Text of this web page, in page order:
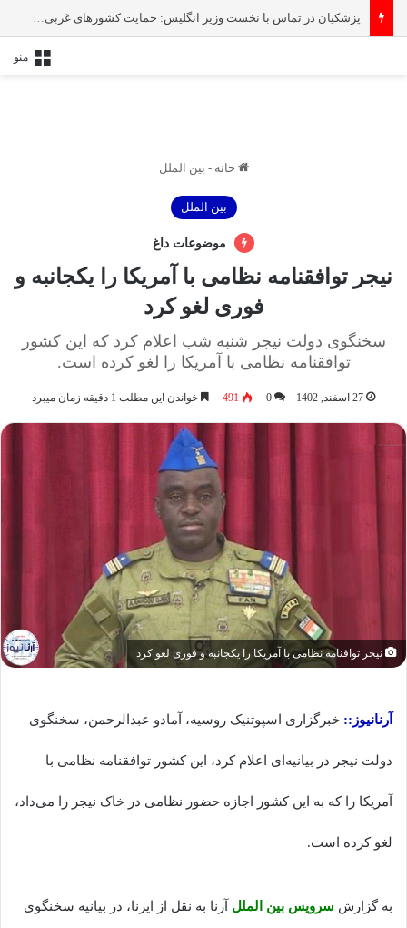
پزشکیان در تماس با نخست‌ وزیر انگلیس: حمایت کشور‌های غربی از رژیم صهیونیستی امنیت منطقه و جهان را به خطر انداخته است
منو
خانه - بین الملل
بین الملل
موضوعات داغ
نیجر توافقنامه نظامی با آمریکا را یکجانبه و
فوری لغو کرد
سخنگوی دولت نیجر شنبه شب اعلام کرد که این کشور
توافقنامه نظامی با آمریکا را لغو کرده است.
27 اسفند, 1402 0
491 خواندن این مطلب 1 دقیقه زمان میبرد
نیجر توافنامه نظامی با آمریکا را یکجانبه و فوری لغو کرد
آرنانیوز:: خبرگزاری اسپوتنیک روسیه، آمادو عبدالرحمن، سخنگوی
دولت نیجر در بیانیه‌ای اعلام کرد، این کشور توافقنامه نظامی با
آمریکا را که به این کشور اجازه حضور نظامی در خاک نیجر را می‌داد،
لغو کرده است.
به گزارش سرویس بین الملل آرنا به نقل از ایرنا، در بیانیه سخنگوی